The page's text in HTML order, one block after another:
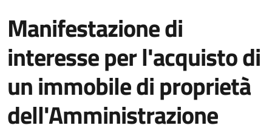
Manifestazione di
interesse per l'acquisto di
un immobile di proprietà
dell'Amministrazione